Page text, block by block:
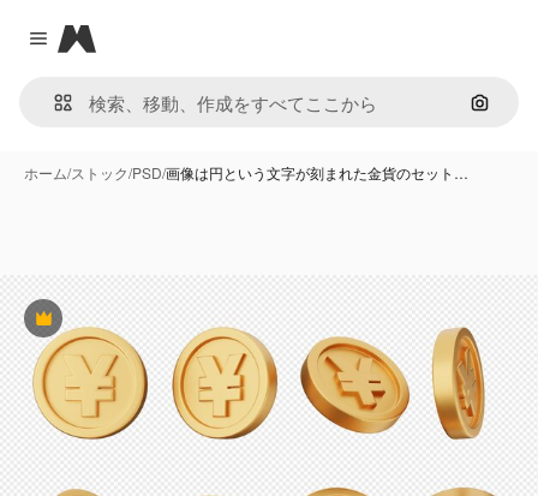
Close menu
Magnific
画像で
ホーム/ストック/PSD/画像は円という文字が刻まれた金貨のセット…
Premium